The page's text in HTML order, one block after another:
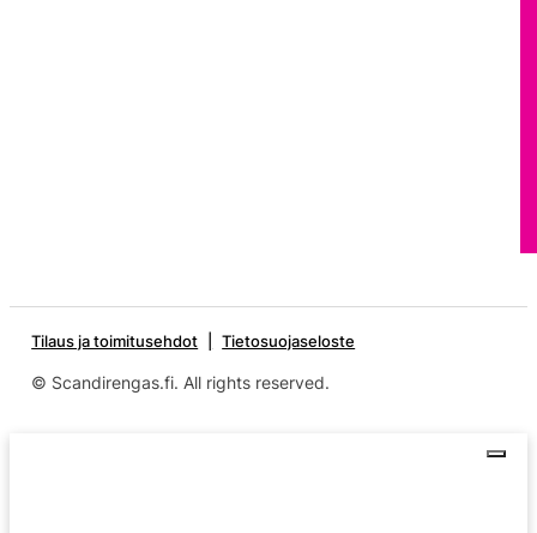
Tilaus ja toimitusehdot Tietosuojaseloste
© Scandirengas.fi. All rights reserved.